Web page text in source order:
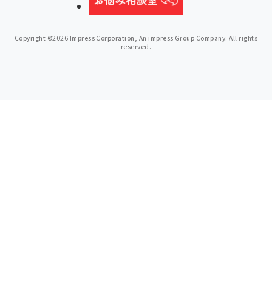
Copyright ©2026 Impress Corporation, An impress Group Company. All rights
reserved.